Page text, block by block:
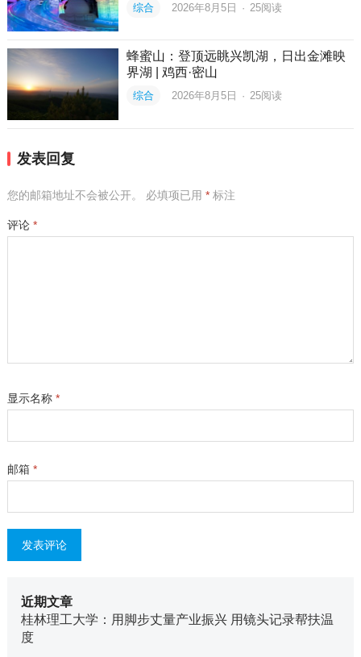
综合 2026年8月5日 · 25阅读
蜂蜜山：登顶远眺兴凯湖，日出金滩映
界湖 | 鸡西·密山
综合 2026年8月5日 · 25阅读
发表回复
您的邮箱地址不会被公开。 必填项已用 *标注
评论 *
显示名称 *
邮箱 *
近期文章
桂林理工大学：用脚步丈量产业振兴 用镜头记录帮扶温
度